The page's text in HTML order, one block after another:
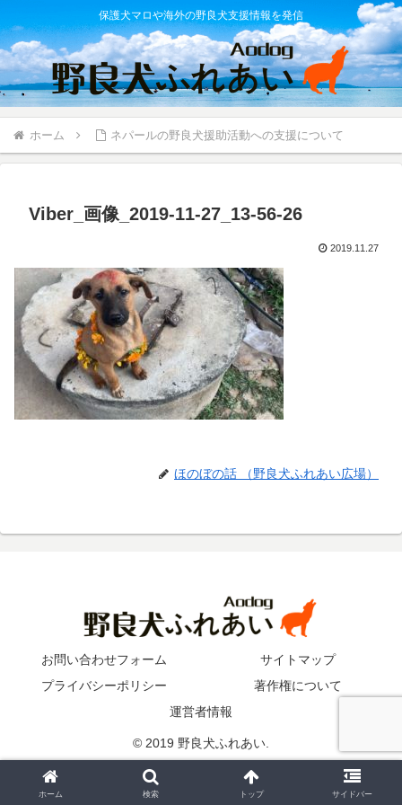
保護犬マロや海外の野良犬支援情報を発信
ホーム ネパールの野良犬援助活動への支援について
Viber_画像_2019-11-27_13-56-26
2019.11.27
ほのぼの話 （野良犬ふれあい広場）
お問い合わせフォーム
サイトマップ
プライバシーポリシー
著作権について
運営者情報
© 2019 野良犬ふれあい.
ホーム 検索 トップ サイドバー